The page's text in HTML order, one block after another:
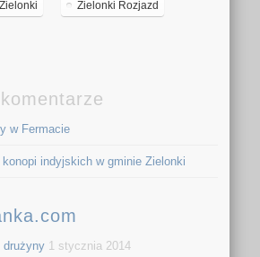
Zielonki Zielonki Rozjazd
w Fermacie
konopi indyjskich w gminie Zielonki
drużyny 1 stycznia 2014